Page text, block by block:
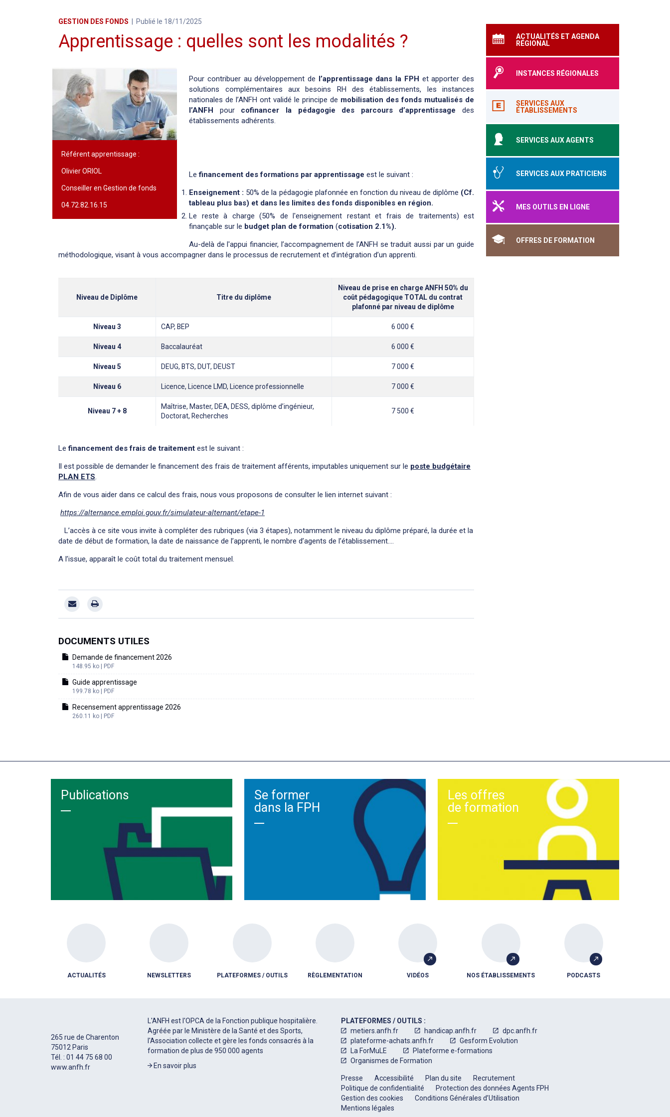
ACTUALITÉS ET AGENDA
RÉGIONAL
INSTANCES RÉGIONALES
SERVICES AUX
ÉTABLISSEMENTS
SERVICES AUX AGENTS
SERVICES AUX PRATICIENS
MES OUTILS EN LIGNE
OFFRES DE FORMATION
GESTION DES FONDS Publié le 18/11/2025
Apprentissage : quelles sont les modalités ?
Référent apprentissage :
Olivier ORIOL
Conseiller en Gestion de fonds
04.72.82.16.15
Pour contribuer au développement de l’apprentissage dans la FPH et apporter des
solutions complémentaires aux besoins RH des établissements, les instances
nationales de l’ANFH ont validé le principe de mobilisation des fonds mutualisés de
l’ANFH
pour cofinancer la pédagogie des parcours d’apprentissage des
établissements adhérents.
Le financement des formations par apprentissageest le suivant :
Enseignement : 50% de la pédagogie plafonnée en fonction du niveau de diplôme (Cf.
tableau plus bas) et dans les limites des fonds disponibles en région.
Le reste à charge (50% de l'enseignement restant et frais de traitements) est
finançable sur le budget plan de formation (cotisation 2.1%).
Au-delà de l'appui financier, l’accompagnement de l’ANFH se traduit aussi par un guide
méthodologique, visant à vous accompagner dans le processus de recrutement et d’intégration d’un apprenti.
Niveau de Diplôme Titre du diplôme
Niveau de prise en charge ANFH 50% du
coût pédagogique TOTAL du contrat
plafonné par niveau de diplôme
Niveau 3 CAP, BEP 6 000 €
Niveau 4 Baccalauréat 6 000 €
Niveau 5 DEUG, BTS, DUT, DEUST 7 000 €
Niveau 6 Licence, Licence LMD, Licence professionnelle 7 000 €
Niveau 7 + 8
Maîtrise, Master, DEA, DESS, diplôme d’ingénieur,
Doctorat, Recherches
7 500 €
Lefinancement des frais de traitement est le suivant :
Il est possible de demander le financement des frais de traitement afférents, imputables uniquement sur le poste budgétaire
PLAN ETS.
Afin de vous aider dans ce calcul des frais, nous vous proposons de consulter le lien internet suivant :
https://alternance.emploi.gouv.fr/simulateur-alternant/etape-1
L’accès à ce site vous invite à compléter des rubriques (via 3 étapes), notamment le niveau du diplôme préparé, la durée et la
date de début de formation, la date de naissance de l’apprenti, le nombre d’agents de l’établissement….
A l’issue, apparaît le coût total du traitement mensuel.
DOCUMENTS UTILES
Demande de financement 2026
148.95 ko | PDF
Guide apprentissage
199.78 ko | PDF
Recensement apprentissage 2026
260.11 ko | PDF
Publications
Se former
dans la FPH
Les offres
de formation
ACTUALITÉS NEWSLETTERS PLATEFORMES / OUTILS RÈGLEMENTATION VIDÉOS NOS ÉTABLISSEMENTS PODCASTS
265 rue de Charenton
75012 Paris
Tél. : 01 44 75 68 00
www.anfh.fr
L'ANFH est l'OPCA de la Fonction publique hospitalière.
Agréée par le Ministère de la Santé et des Sports,
l'Association collecte et gère les fonds consacrés à la
formation de plus de 950 000 agents
En savoir plus
PLATEFORMES / OUTILS :
metiers.anfh.fr
handicap.anfh.fr
dpc.anfh.fr
plateforme-achats.anfh.fr
Gesform Evolution
La ForMuLE
Plateforme e-formations
Organismes de Formation
Presse Accessibilité Plan du site
Recrutement
Politique de confidentialité
Protection des données Agents FPH
Gestion des cookies
Conditions Générales d’Utilisation
Mentions légales